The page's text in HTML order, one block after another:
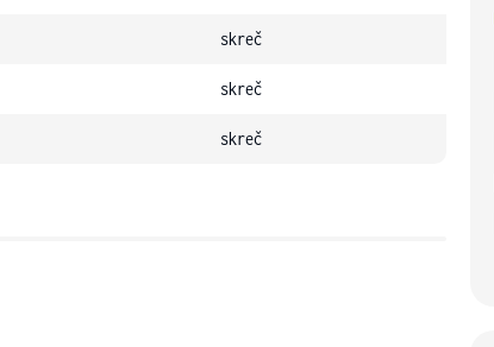
skreč
skreč
skreč